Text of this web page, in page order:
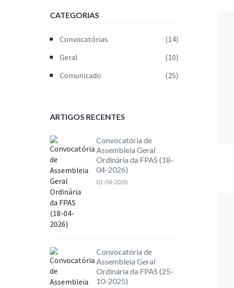
CATEGORIAS
Convocatórias
(14)
Geral
(10)
Comunicado
(25)
ARTIGOS RECENTES
Convocatória de
Assembleia Geral
Ordinária da FPAS (18-
04-2026)
01-04-2026
Convocatória de
Assembleia Geral
Ordinária da FPAS (25-
10-2025)